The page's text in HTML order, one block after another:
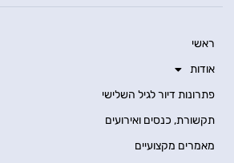
ראשי
אודות
פתרונות דיור לגיל השלישי
תקשורת, כנסים ואירועים
מאמרים מקצועיים